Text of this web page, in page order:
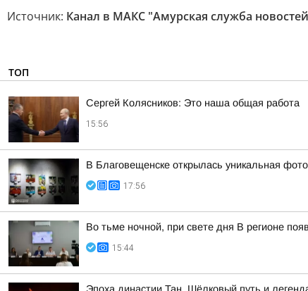
Источник: Канал в МАКС "Амурская служба
ТОП
Сергей Колясников: Это наша общая работа
15:56
В Благовещенске открылась уникальная
17:56
Во тьме ночной, при свете дня В регионе
15:44